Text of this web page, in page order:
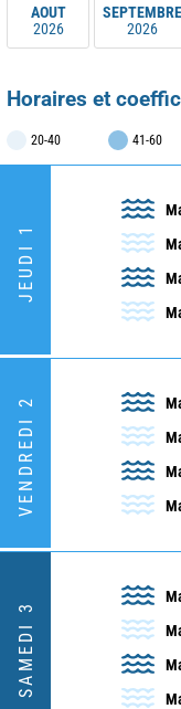
AOUT
2026
SEPTEMBRE
2026
Horaires et
20-40 41-60
JEUDI 1
VENDREDI 2
SAMEDI 3